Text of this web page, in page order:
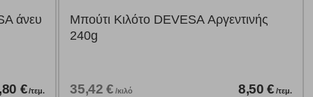
άνευ
€/τεμ.
Μπούτι Κιλότο DEVESA Αργεντινής
240g
35,42 € /κιλό 8,50 € /τεμ.